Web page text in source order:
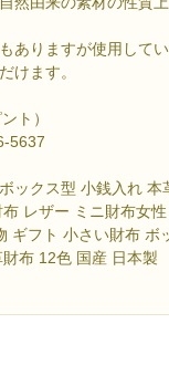
ありますが使用して
けます。
ト）
5637
ックス型 小銭入れ
レザー ミニ財布女
ギフト 小さい財布 ボ
布 12色 国産 日本製